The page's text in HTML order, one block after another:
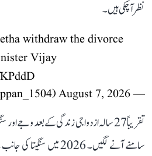
نظر آ چکی ہیں۔
withdraw the divorce
Vijay
— Ayyappan (@Ayyappan_1504)
August 7, 2026
تقریباً 27 سالہ ازدواجی زندگی کے بعد
سامنے آنے لگیں۔ 2026